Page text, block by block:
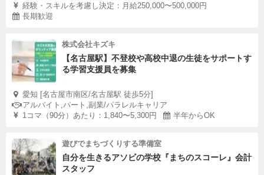
経験・スキルを考慮し決定：月給250,000〜500,000円
長期歓迎
株式会社キズキ
【名古屋駅】不登校や高校中退の生徒をサポートす
る学習支援員を募集
愛知 [名古屋市南区/名古屋駅 徒歩5分]
アルバイト,パート,副業/パラレルキャリア
1コマ（90分）あたり：1,840〜5,300円
半年からOK
遊びでまちづくりする準備室
自分を生きるアソビの学校『まちのスコーレ』会計
スタッフ